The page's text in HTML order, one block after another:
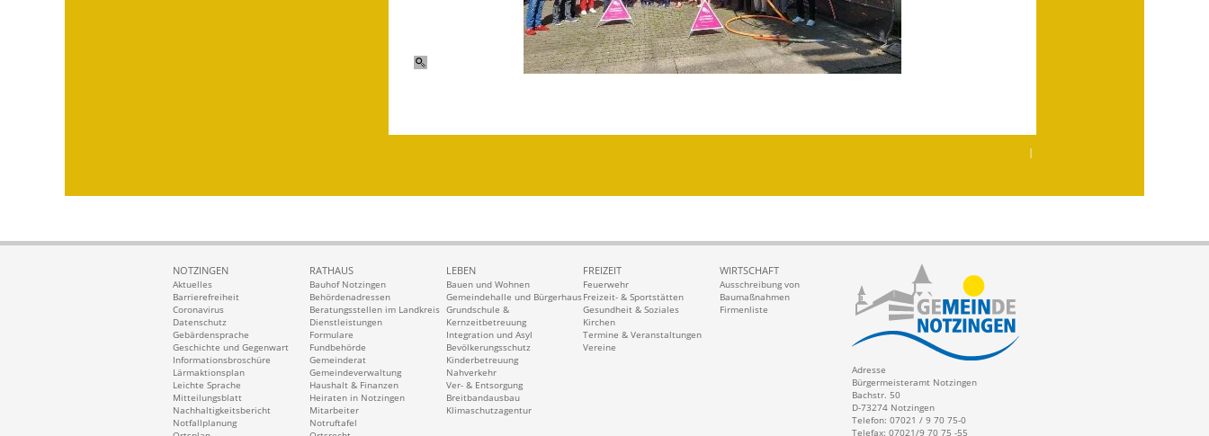
|
NOTZINGEN
Aktuelles
Barrierefreiheit
Coronavirus
Datenschutz
Gebärdensprache
Geschichte und Gegenwart
Informationsbroschüre
Lärmaktionsplan
Leichte Sprache
Mitteilungsblatt
Nachhaltigkeitsbericht
Notfallplanung
RATHAUS
Bauhof Notzingen
Behördenadressen
Beratungsstellen im Landkreis
Dienstleistungen
Formulare
Fundbehörde
Gemeinderat
Gemeindeverwaltung
Haushalt & Finanzen
Heiraten in Notzingen
Mitarbeiter
Notruftafel
LEBEN
Bauen und Wohnen
Gemeindehalle und Bürgerhaus
Grundschule &
Kernzeitbetreuung
Integration und Asyl
Bevölkerungsschutz
Kinderbetreuung
Nahverkehr
Ver- & Entsorgung
Breitbandausbau
Klimaschutzagentur
FREIZEIT
Feuerwehr
Freizeit- & Sportstätten
Gesundheit & Soziales
Kirchen
Termine & Veranstaltungen
Vereine
WIRTSCHAFT
Ausschreibung von
Baumaßnahmen
Firmenliste
Adresse
Bürgermeisteramt Notzingen
Bachstr. 50
D-73274 Notzingen
Telefon: 07021 / 9 70 75-0
Telefax: 07021/9 70 75 -55